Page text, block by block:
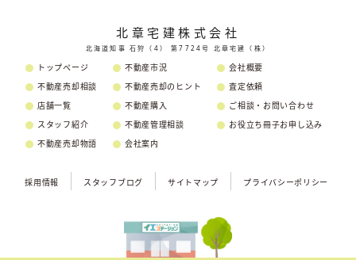
北章宅建株式会社
北海道知事 石狩（4） 第7724号 北章宅建（株）
トップページ
不動産売却相談
店舗一覧
スタッフ紹介
不動産売却物語
不動産市況
不動産売却のヒント
不動産購入
不動産管理相談
会社案内
会社概要
査定依頼
ご相談・お問い合わせ
お役立ち冊子お申し込み
採用情報 スタッフブログ サイトマップ プライバシーポリシー